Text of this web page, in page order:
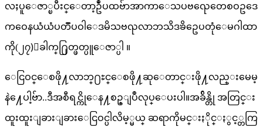
လႈပူေဇာ္ၿပီးင္ေတာ့ဥဳံပထဗ်ာအာကာေသပဗၺေတေစဝဥဒေ
ကဝေနယံယံပတၱံပဝါေဒမိသဗၺလာဘသိဒၶိဥေပတုံေမဂါထာ
ကို(၂၇)ေခါက္႐ြတ္ဖတ္ပူေဇာ္ပါ ။
ေငြဝင္ေစဖို႔လာဘ္႐ႊင္ေစဖို႔ဆုေတာင္းဖို႔လည္းမေမ့
နဲ႔ေပါ့ဗ်ာ..ဒီအစီရင္ကိုေန႔စဥ္ျပဳလုပ္ေပးပါ။အခ်ိန္တို အတြင္း
ထူးထူးျခားျခားေငြဝင္ပါလိမ့္မယ္ ဆရာကိုမင္းႏိုင္ႏွင့္တကြ